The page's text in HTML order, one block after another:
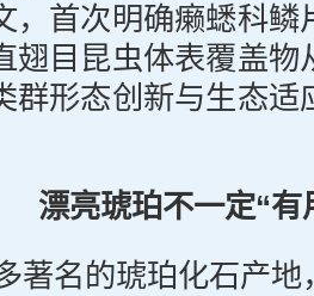
，首次明确癞蟋科鳞
翅目昆虫体表覆盖物
群形态创新与生态适
漂亮琥珀不一定“有
著名的琥珀化石产